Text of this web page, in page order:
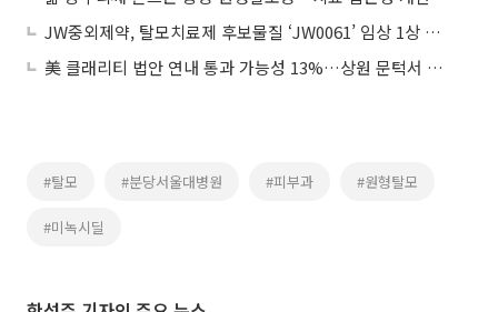
JW중외제약, 탈모치료제 후보물질 ‘JW0061’ 임상 1상 승인
美 클래리티 법안 연내 통과 가능성 13%…상원 문턱서 제동
#탈모 #분당서울대병원 #피부과 #원형탈모
#미녹시딜